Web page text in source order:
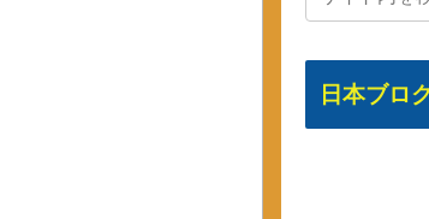
日本ブロ